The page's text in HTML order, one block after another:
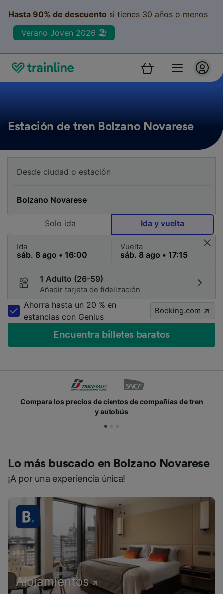
Hasta 90% de descuento si tienes 30 años o menos
Verano Joven 2026 🏖️
Estación de tren Bolzano Novarese
Solo ida Ida y vuelta
Ida Vuelta
1 Adulto (26-59)
Añadir tarjeta de fidelización
Ahorra hasta un 20 % en
estancias con Genius
Booking.com
Encuentra billetes baratos
Compara los precios de cientos de compañías de tren
y autobús
Lo más buscado en Bolzano Novarese
¡A por una experiencia única!
Alojamientos